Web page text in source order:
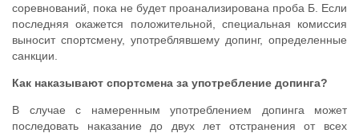
соревнований, пока не будет проанализирована проба Б. Если
последняя окажется положительной, специальная комиссия
выносит спортсмену, употреблявшему допинг, определенные
санкции.
Как наказывают спортсмена за употребление допинга?
В случае с намеренным употреблением допинга может
последовать наказание до двух лет отстранения от всех